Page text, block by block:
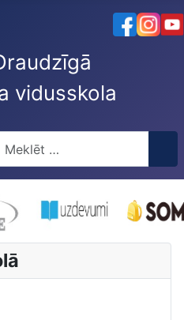
vidusskola
2 or more characters for